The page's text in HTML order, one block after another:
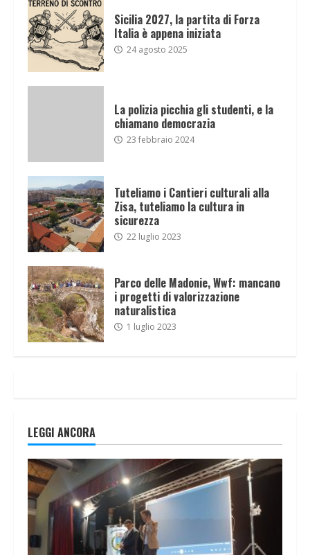
Sicilia 2027, la partita di Forza
Italia è appena iniziata
24 agosto 2025
La polizia picchia gli studenti, e la
chiamano democrazia
23 febbraio 2024
Tuteliamo i Cantieri culturali alla
Zisa, tuteliamo la cultura in
sicurezza
22 luglio 2023
Parco delle Madonie, Wwf: mancano
i progetti di valorizzazione
naturalistica
1 luglio 2023
LEGGI ANCORA